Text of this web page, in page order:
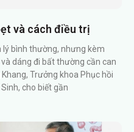
và cách điều trị
lý bình thường, nhưng kèm
dáng đi bất thường cần can
Trưởng khoa Phục hồi
cho biết gần